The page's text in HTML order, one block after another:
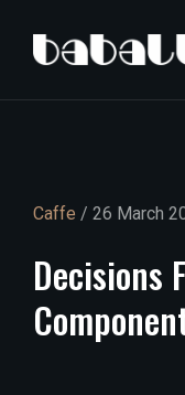
Caffe / 26 March
Decisions